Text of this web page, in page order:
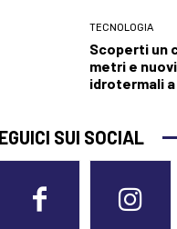
TECNOLOGIA
Scoperti un
metri e
idrotermali
SUI SOCIAL